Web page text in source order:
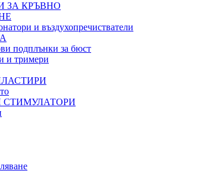
ЗА КРЪВНО
и въздухопречистватели
подплънки за бюст
и тримери